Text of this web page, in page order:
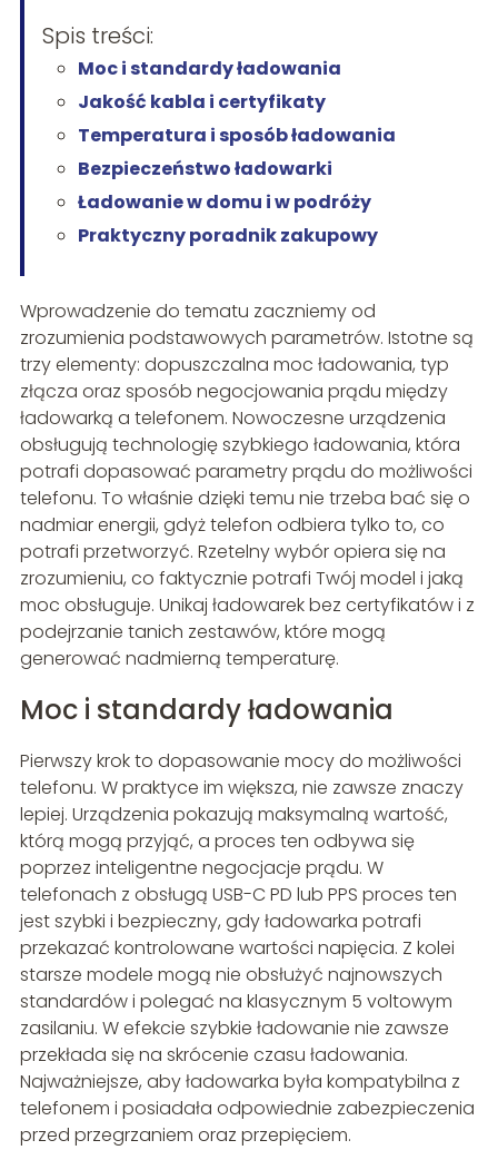
Spis treści:
Moc i standardy ładowania
Jakość kabla i certyfikaty
Temperatura i sposób ładowania
Bezpieczeństwo ładowarki
Ładowanie w domu i w podróży
Praktyczny poradnik zakupowy
Wprowadzenie do tematu zaczniemy od
zrozumienia podstawowych parametrów. Istotne są
trzy elementy: dopuszczalna moc ładowania, typ
złącza oraz sposób negocjowania prądu między
ładowarką a telefonem. Nowoczesne urządzenia
obsługują technologię szybkiego ładowania, która
potrafi dopasować parametry prądu do możliwości
telefonu. To właśnie dzięki temu nie trzeba bać się o
nadmiar energii, gdyż telefon odbiera tylko to, co
potrafi przetworzyć. Rzetelny wybór opiera się na
zrozumieniu, co faktycznie potrafi Twój model i jaką
moc obsługuje. Unikaj ładowarek bez certyfikatów i z
podejrzanie tanich zestawów, które mogą
generować nadmierną temperaturę.
Moc i standardy ładowania
Pierwszy krok to dopasowanie mocy do możliwości
telefonu. W praktyce im większa, nie zawsze znaczy
lepiej. Urządzenia pokazują maksymalną wartość,
którą mogą przyjąć, a proces ten odbywa się
poprzez inteligentne negocjacje prądu. W
telefonach z obsługą USB-C PD lub PPS proces ten
jest szybki i bezpieczny, gdy ładowarka potrafi
przekazać kontrolowane wartości napięcia. Z kolei
starsze modele mogą nie obsłużyć najnowszych
standardów i polegać na klasycznym 5 voltowym
zasilaniu. W efekcie szybkie ładowanie nie zawsze
przekłada się na skrócenie czasu ładowania.
Najważniejsze, aby ładowarka była kompatybilna z
telefonem i posiadała odpowiednie zabezpieczenia
przed przegrzaniem oraz przepięciem.